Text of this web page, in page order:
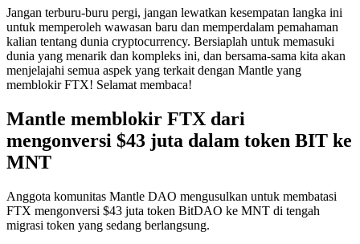
Jangan terburu-buru pergi, jangan lewatkan kesempatan langka ini
untuk memperoleh wawasan baru dan memperdalam pemahaman
kalian tentang dunia cryptocurrency. Bersiaplah untuk memasuki
dunia yang menarik dan kompleks ini, dan bersama-sama kita akan
menjelajahi semua aspek yang terkait dengan Mantle yang
memblokir FTX! Selamat membaca!
Mantle memblokir FTX dari
mengonversi $43 juta dalam token BIT ke
MNT
Anggota komunitas Mantle DAO mengusulkan untuk membatasi
FTX mengonversi $43 juta token BitDAO ke MNT di tengah
migrasi token yang sedang berlangsung.